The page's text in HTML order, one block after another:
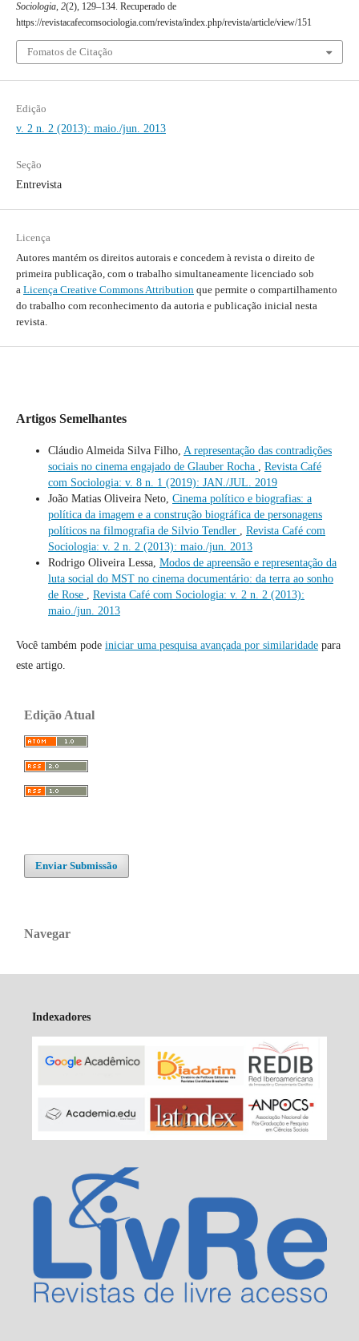
Sociologia, 2(2), 129–134. Recuperado de
https://revistacafecomsociologia.com/revista/index.php/revista/article/view/151
Fomatos de Citação
Edição
v. 2 n. 2 (2013): maio./jun. 2013
Seção
Entrevista
Licença
Autores mantém os direitos autorais e concedem à revista o direito de
primeira publicação, com o trabalho simultaneamente licenciado sob
a Licença Creative Commons Attribution que permite o compartilhamento
do trabalho com reconhecimento da autoria e publicação inicial nesta
revista.
Artigos Semelhantes
Cláudio Almeida Silva Filho, A representação das contradições
sociais no cinema engajado de Glauber Rocha , Revista Café
com Sociologia: v. 8 n. 1 (2019): JAN./JUL. 2019
João Matias Oliveira Neto, Cinema político e biografias: a
política da imagem e a construção biográfica de personagens
políticos na filmografia de Silvio Tendler , Revista Café com
Sociologia: v. 2 n. 2 (2013): maio./jun. 2013
Rodrigo Oliveira Lessa, Modos de apreensão e representação da
luta social do MST no cinema documentário: da terra ao sonho
de Rose , Revista Café com Sociologia: v. 2 n. 2 (2013):
maio./jun. 2013
Você também pode iniciar uma pesquisa avançada por similaridade para
este artigo.
Edição Atual
Enviar Submissão
Navegar
Indexadores